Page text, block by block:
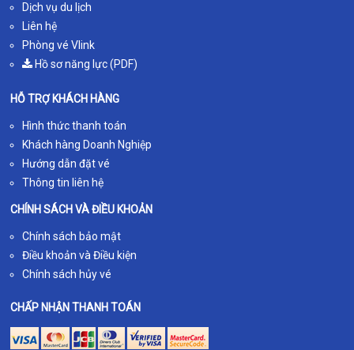
Dịch vụ du lịch
Liên hệ
Phòng vé Vlink
Hồ sơ năng lực (PDF)
HỖ TRỢ KHÁCH HÀNG
Hình thức thanh toán
Khách hàng Doanh Nghiệp
Hướng dẫn đặt vé
Thông tin liên hệ
CHÍNH SÁCH VÀ ĐIỀU KHOẢN
Chính sách bảo mật
Điều khoản và Điều kiện
Chính sách hủy vé
CHẤP NHẬN THANH TOÁN